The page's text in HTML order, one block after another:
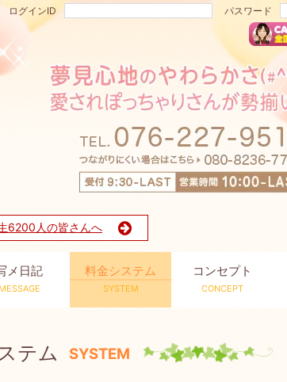
ログインID
パスワード
6200人の皆さんへ
メ日記
MESSAGE
料金システム
SYSTEM
コンセプト
CONCEPT
テム SYSTEM